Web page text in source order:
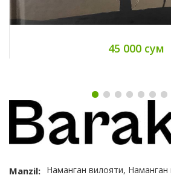
45 000 сум
Manzil: Наманган вилояти,